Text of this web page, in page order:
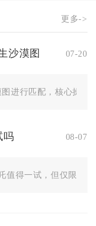
更多->
沙漠图 07-20
进行匹配，核心操作
吗 08-07
值得一试，但仅限拥